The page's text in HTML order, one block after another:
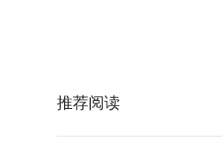
推荐阅读